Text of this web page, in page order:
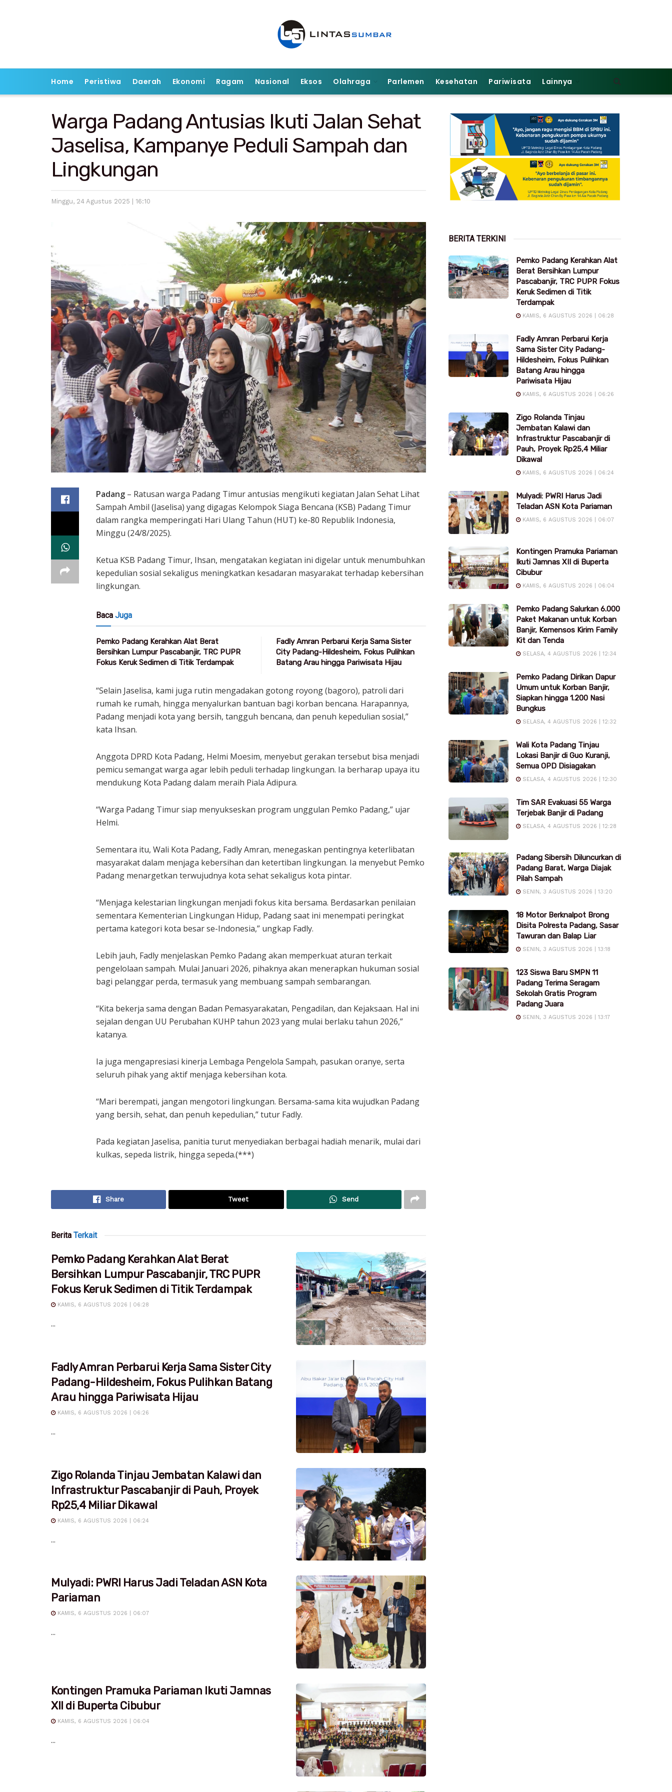
Home Peristiwa Daerah Ekonomi Ragam Nasional Eksos Olahraga Parlemen Kesehatan Pariwisata Lainnya
Warga Padang Antusias Ikuti Jalan Sehat
Jaselisa, Kampanye Peduli Sampah dan
Lingkungan
Minggu, 24 Agustus 2025 | 16:10
Padang – Ratusan warga Padang Timur antusias mengikuti kegiatan Jalan Sehat Lihat
Sampah Ambil (Jaselisa) yang digagas Kelompok Siaga Bencana (KSB) Padang Timur
dalam rangka memperingati Hari Ulang Tahun (HUT) ke-80 Republik Indonesia,
Minggu (24/8/2025).
Ketua KSB Padang Timur, Ihsan, mengatakan kegiatan ini digelar untuk menumbuhkan
kepedulian sosial sekaligus meningkatkan kesadaran masyarakat terhadap kebersihan
lingkungan.
Baca Juga
Pemko Padang Kerahkan Alat Berat
Bersihkan Lumpur Pascabanjir, TRC PUPR
Fokus Keruk Sedimen di Titik Terdampak
Fadly Amran Perbarui Kerja Sama Sister
City Padang-Hildesheim, Fokus Pulihkan
Batang Arau hingga Pariwisata Hijau
“Selain Jaselisa, kami juga rutin mengadakan gotong royong (bagoro), patroli dari
rumah ke rumah, hingga menyalurkan bantuan bagi korban bencana. Harapannya,
Padang menjadi kota yang bersih, tangguh bencana, dan penuh kepedulian sosial,”
kata Ihsan.
Anggota DPRD Kota Padang, Helmi Moesim, menyebut gerakan tersebut bisa menjadi
pemicu semangat warga agar lebih peduli terhadap lingkungan. Ia berharap upaya itu
mendukung Kota Padang dalam meraih Piala Adipura.
“Warga Padang Timur siap menyukseskan program unggulan Pemko Padang,” ujar
Helmi.
Sementara itu, Wali Kota Padang, Fadly Amran, menegaskan pentingnya keterlibatan
masyarakat dalam menjaga kebersihan dan ketertiban lingkungan. Ia menyebut Pemko
Padang menargetkan terwujudnya kota sehat sekaligus kota pintar.
“Menjaga kelestarian lingkungan menjadi fokus kita bersama. Berdasarkan penilaian
sementara Kementerian Lingkungan Hidup, Padang saat ini menempati peringkat
pertama kategori kota besar se-Indonesia,” ungkap Fadly.
Lebih jauh, Fadly menjelaskan Pemko Padang akan memperkuat aturan terkait
pengelolaan sampah. Mulai Januari 2026, pihaknya akan menerapkan hukuman sosial
bagi pelanggar perda, termasuk yang membuang sampah sembarangan.
“Kita bekerja sama dengan Badan Pemasyarakatan, Pengadilan, dan Kejaksaan. Hal ini
sejalan dengan UU Perubahan KUHP tahun 2023 yang mulai berlaku tahun 2026,”
katanya.
Ia juga mengapresiasi kinerja Lembaga Pengelola Sampah, pasukan oranye, serta
seluruh pihak yang aktif menjaga kebersihan kota.
“Mari berempati, jangan mengotori lingkungan. Bersama-sama kita wujudkan Padang
yang bersih, sehat, dan penuh kepedulian,” tutur Fadly.
Pada kegiatan Jaselisa, panitia turut menyediakan berbagai hadiah menarik, mulai dari
kulkas, sepeda listrik, hingga sepeda.(***)
Share Tweet Send
Berita Terkait
Pemko Padang Kerahkan Alat Berat
Bersihkan Lumpur Pascabanjir, TRC PUPR
Fokus Keruk Sedimen di Titik Terdampak
KAMIS, 6 AGUSTUS 2026 | 06:28
...
Fadly Amran Perbarui Kerja Sama Sister City
Padang-Hildesheim, Fokus Pulihkan Batang
Arau hingga Pariwisata Hijau
KAMIS, 6 AGUSTUS 2026 | 06:26
...
Zigo Rolanda Tinjau Jembatan Kalawi dan
Infrastruktur Pascabanjir di Pauh, Proyek
Rp25,4 Miliar Dikawal
KAMIS, 6 AGUSTUS 2026 | 06:24
...
Mulyadi: PWRI Harus Jadi Teladan ASN Kota
Pariaman
KAMIS, 6 AGUSTUS 2026 | 06:07
...
Kontingen Pramuka Pariaman Ikuti Jamnas
XII di Buperta Cibubur
KAMIS, 6 AGUSTUS 2026 | 06:04
...
BERITA TERKINI
Pemko Padang Kerahkan Alat
Berat Bersihkan Lumpur
Pascabanjir, TRC PUPR Fokus
Keruk Sedimen di Titik
Terdampak
KAMIS, 6 AGUSTUS 2026 | 06:28
Fadly Amran Perbarui Kerja
Sama Sister City Padang-
Hildesheim, Fokus Pulihkan
Batang Arau hingga
Pariwisata Hijau
KAMIS, 6 AGUSTUS 2026 | 06:26
Zigo Rolanda Tinjau
Jembatan Kalawi dan
Infrastruktur Pascabanjir di
Pauh, Proyek Rp25,4 Miliar
Dikawal
KAMIS, 6 AGUSTUS 2026 | 06:24
Mulyadi: PWRI Harus Jadi
Teladan ASN Kota Pariaman
KAMIS, 6 AGUSTUS 2026 | 06:07
Kontingen Pramuka Pariaman
Ikuti Jamnas XII di Buperta
Cibubur
KAMIS, 6 AGUSTUS 2026 | 06:04
Pemko Padang Salurkan 6.000
Paket Makanan untuk Korban
Banjir, Kemensos Kirim Family
Kit dan Tenda
SELASA, 4 AGUSTUS 2026 | 12:34
Pemko Padang Dirikan Dapur
Umum untuk Korban Banjir,
Siapkan hingga 1.200 Nasi
Bungkus
SELASA, 4 AGUSTUS 2026 | 12:32
Wali Kota Padang Tinjau
Lokasi Banjir di Guo Kuranji,
Semua OPD Disiagakan
SELASA, 4 AGUSTUS 2026 | 12:30
Tim SAR Evakuasi 55 Warga
Terjebak Banjir di Padang
SELASA, 4 AGUSTUS 2026 | 12:28
Padang Sibersih Diluncurkan di
Padang Barat, Warga Diajak
Pilah Sampah
SENIN, 3 AGUSTUS 2026 | 13:20
18 Motor Berknalpot Brong
Disita Polresta Padang, Sasar
Tawuran dan Balap Liar
SENIN, 3 AGUSTUS 2026 | 13:18
123 Siswa Baru SMPN 11
Padang Terima Seragam
Sekolah Gratis Program
Padang Juara
SENIN, 3 AGUSTUS 2026 | 13:17